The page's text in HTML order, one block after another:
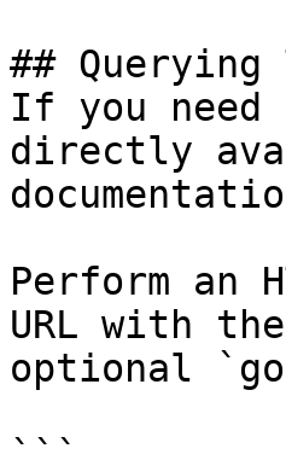
## Querying
If you
directly
Perform an
URL with
optional